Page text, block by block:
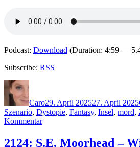
Podcast: Download (Duration: 4:59 —
Subscribe: RSS
Autor
Caro29. April 202527. April 2025
Szenario, Dystopie, Fantasy, Insel, mord,
Kommentarzu
Stuart
2124: S.E. Moorhead –